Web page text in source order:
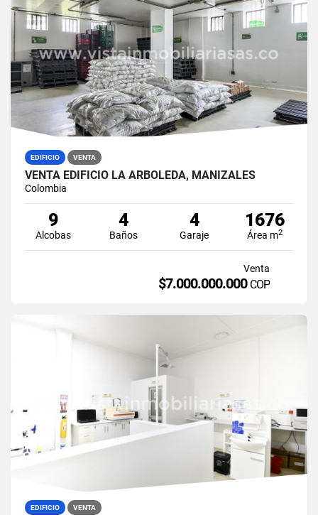
EDIFICIO VENTA
VENTA EDIFICIO LA ARBOLEDA, MANIZALES
Colombia
9
Alcobas
4
Baños
4
Garaje
1676
Área m2
Venta
$7.000.000.000 COP
EDIFICIO VENTA